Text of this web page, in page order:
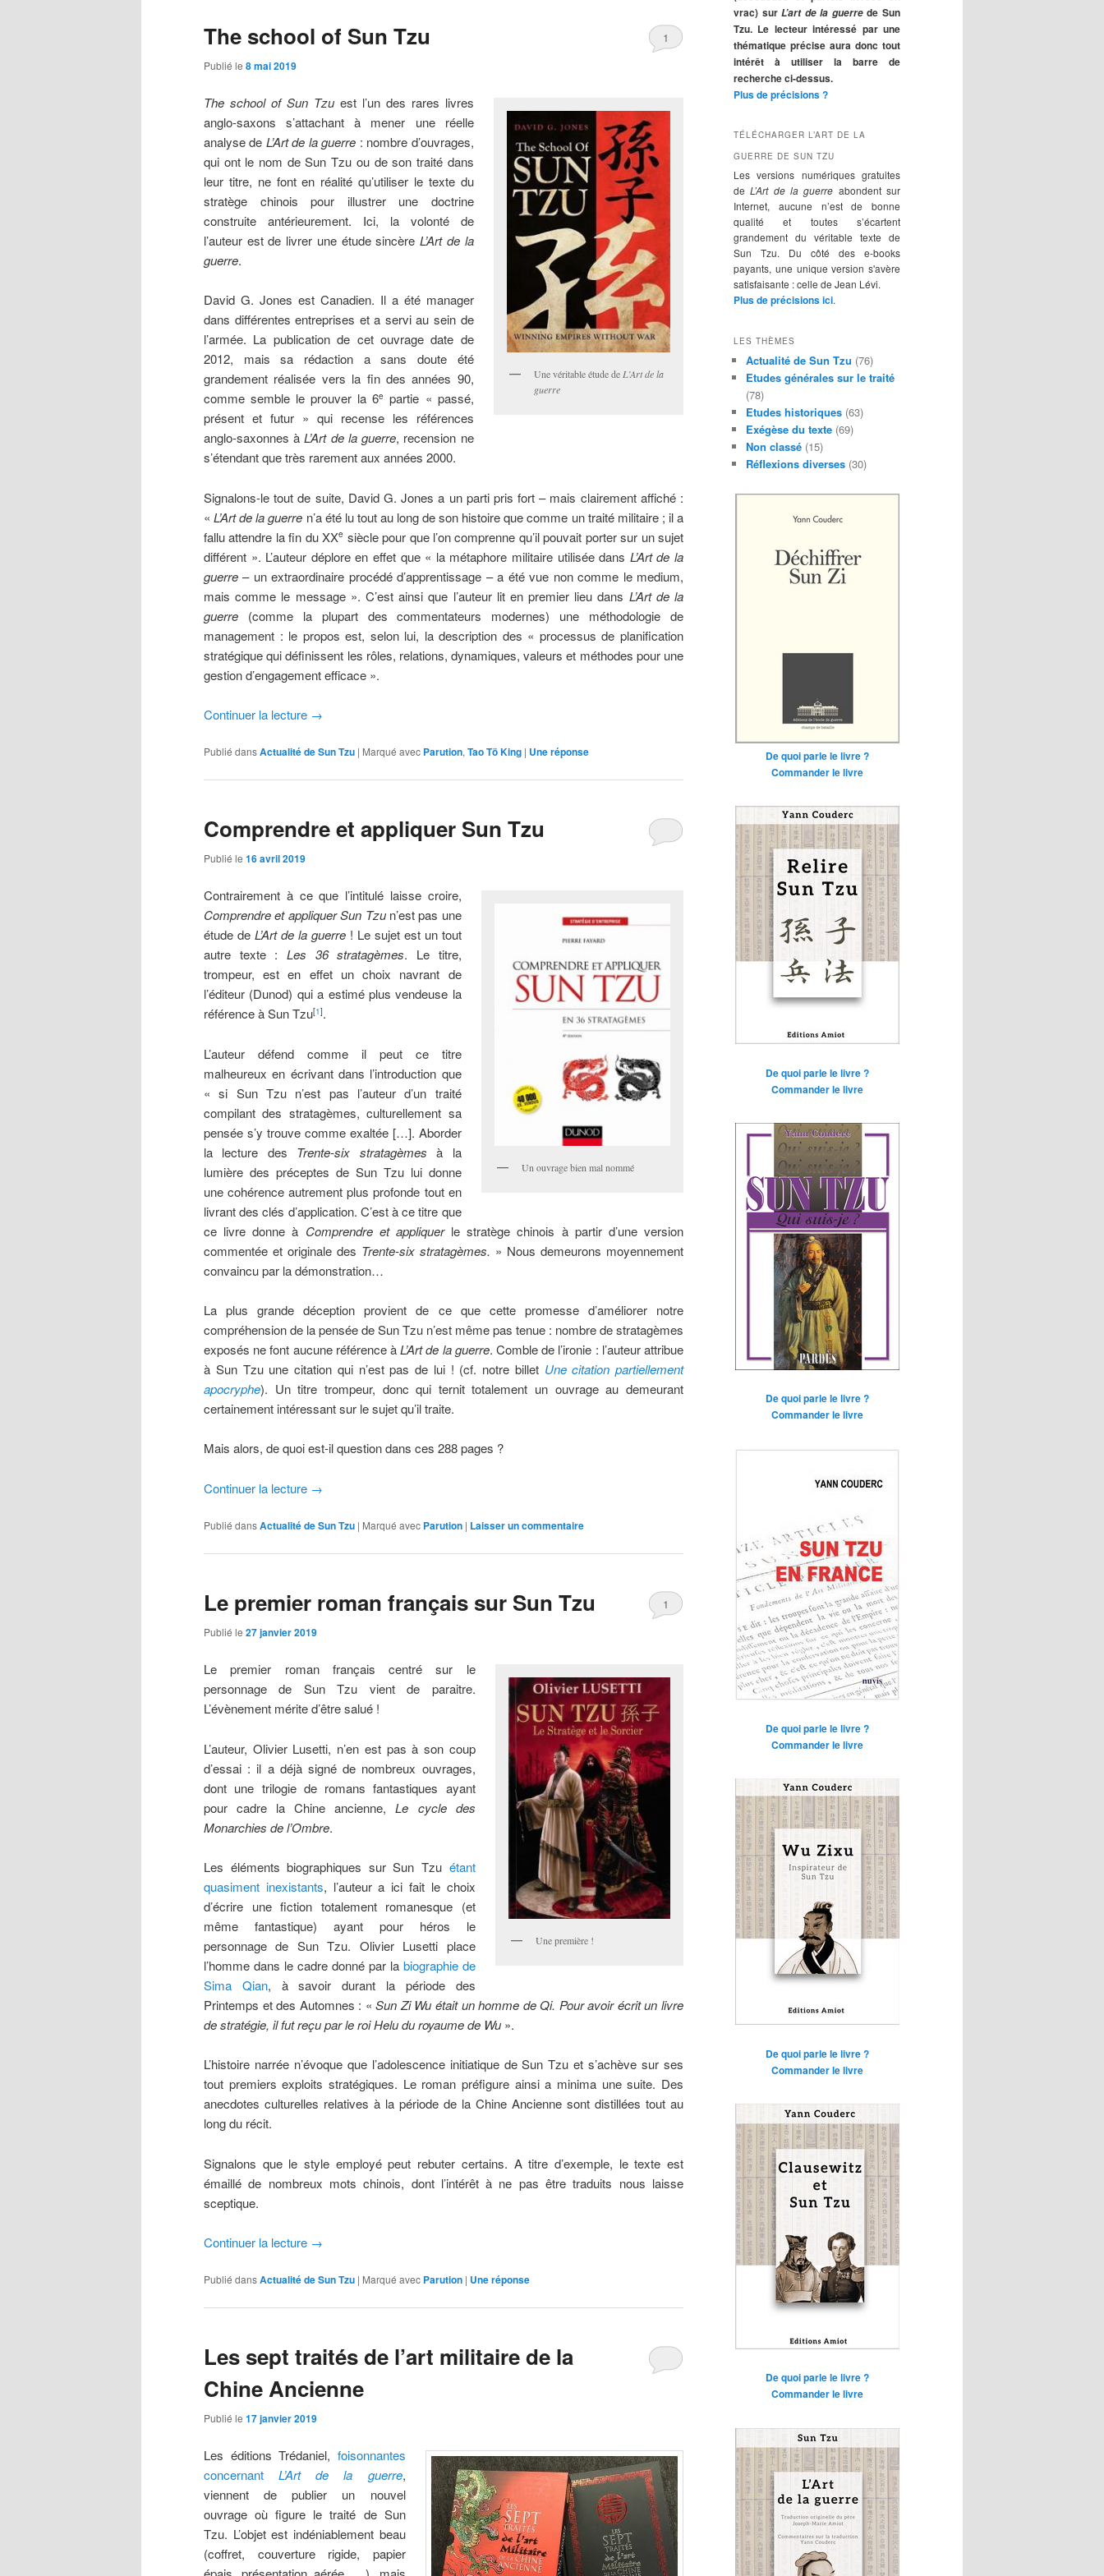
The school of Sun Tzu
Publié le 8 mai 2019
1
Une véritable étude de L’Art de la
guerre
The school of Sun Tzuest l’un des rares livres
anglo-saxons s’attachant à mener une réelle
analyse de L’Art de la guerre : nombre d’ouvrages,
qui ont le nom de Sun Tzu ou de son traité dans
leur titre, ne font en réalité qu’utiliser le texte du
stratège chinois pour illustrer une doctrine
construite antérieurement. Ici, la volonté de
l’auteur est de livrer une étude sincèreL’Art de la
guerre.
David G. Jones est Canadien. Il a été manager
dans différentes entreprises et a servi au sein de
l’armée. La publication de cet ouvrage date de
2012, mais sa rédaction a sans doute été
grandement réalisée vers la fin des années 90,
comme semble le prouver la 6e partie « passé,
présent et futur » qui recense les références
anglo-saxonnes àL’Art de la guerre, recension ne
s’étendant que très rarement aux années 2000.
Signalons-le tout de suite, David G. Jones a un parti pris fort – mais clairement affiché :
«L’Art de la guerre n’a été lu tout au long de son histoire que comme un traité militaire ; il a
fallu attendre la fin du XXe siècle pour que l’on comprenne qu’il pouvait porter sur un sujet
différent ». L’auteur déplore en effet que « la métaphore militaire utilisée dans L’Art de la
guerre – un extraordinaire procédé d’apprentissage – a été vue non comme le medium,
mais comme le message ». C’est ainsi que l’auteur lit en premier lieu dans L’Art de la
guerre (comme la plupart des commentateurs modernes) une méthodologie de
management : le propos est, selon lui, la description des « processus de planification
stratégique qui définissent les rôles, relations, dynamiques, valeurs et méthodes pour une
gestion d’engagement efficace ».
Continuer la lecture →
Publié dansActualité de Sun Tzu | Marqué avec Parution,Tao Tö King | Uneréponse
Comprendre et appliquer Sun Tzu
Publié le 16 avril 2019
Un ouvrage bien mal nommé
Contrairement à ce que l’intitulé laisse croire,
Comprendre et appliquer Sun Tzun’est pas une
étude de L’Art de la guerre! Le sujet est un tout
autre texte : Les 36 stratagèmes. Le titre,
trompeur, est en effet un choix navrant de
l’éditeur (Dunod) qui a estimé plus vendeuse la
référence à Sun Tzu[1].
L’auteur défend comme il peut ce titre
malheureux en écrivant dans l’introduction que
« si Sun Tzu n’est pas l’auteur d’un traité
compilant des stratagèmes, culturellement sa
pensée s’y trouve comme exaltée […]. Aborder
la lecture des Trente-six stratagèmes à la
lumière des préceptes de Sun Tzu lui donne
une cohérence autrement plus profonde tout en
livrant des clés d’application. C’est à ce titre que
ce livre donne à Comprendre et appliquerle stratège chinois à partir d’une version
commentée et originale des Trente-six stratagèmes. » Nous demeurons moyennement
convaincu par la démonstration…
La plus grande déception provient de ce que cette promesse d’améliorer notre
compréhension de la pensée de Sun Tzu n’est même pas tenue : nombre de stratagèmes
exposés ne font aucune référence àL’Art de la guerre. Comble de l’ironie : l’auteur attribue
à Sun Tzu une citation qui n’est pas de lui ! (cf. notre billet Une citation partiellement
apocryphe). Un titre trompeur, donc qui ternit totalement un ouvrage au demeurant
certainement intéressant sur le sujet qu’il traite.
Mais alors, de quoi est-il question dans ces 288 pages ?
Continuer la lecture →
Publié dansActualité de Sun Tzu | Marqué avec Parution | Laisser un commentaire
Le premier roman français sur Sun Tzu
Publié le 27 janvier 2019
1
Une première !
Le premier roman français centré sur le
personnage de Sun Tzu vient de paraitre.
L’évènement mérite d’être salué !
L’auteur, Olivier Lusetti, n’en est pas à son coup
d’essai : il a déjà signé de nombreux ouvrages,
dont une trilogie de romans fantastiques ayant
pour cadre la Chine ancienne,Le cycle des
Monarchies de l’Ombre.
Les éléments biographiques sur Sun Tzu étant
quasiment inexistants, l’auteur a ici fait le choix
d’écrire une fiction totalement romanesque (et
même fantastique) ayant pour héros le
personnage de Sun Tzu. Olivier Lusetti place
l’homme dans le cadre donné par la biographie de
Sima Qian, à savoir durant la période des
Printemps et des Automnes : «Sun Zi Wu était un homme de Qi. Pour avoir écrit un livre
de stratégie, il fut reçu par le roi Helu du royaume de Wu ».
L’histoire narrée n’évoque que l’adolescence initiatique de Sun Tzu et s’achève sur ses
tout premiers exploits stratégiques. Le roman préfigure ainsi a minima une suite. Des
anecdotes culturelles relatives à la période de la Chine Ancienne sont distillées tout au
long du récit.
Signalons que le style employé peut rebuter certains. A titre d’exemple, le texte est
émaillé de nombreux mots chinois, dont l’intérêt à ne pas être traduits nous laisse
sceptique.
Continuer la lecture →
Publié dansActualité de Sun Tzu | Marqué avec Parution | Uneréponse
Les sept traités de l’art militaire de la
Chine Ancienne
Publié le 17 janvier 2019
Les éditions Trédaniel, foisonnantes
concernantL’Art de la guerre,
viennent de publier un nouvel
ouvrage où figure le traité de Sun
Tzu. L’objet est indéniablement beau
(coffret, couverture rigide, papier
r
c
h
e
vrac) surL’art de la guerrede Sun
Tzu. Le lecteur intéressé par une
thématique précise aura donc tout
intérêt à utiliser la barre de
recherche ci-dessus.
Plus de précisions ?
TÉLÉCHARGER L’ART DE LA
GUERRE DE SUN TZU
Les versions numériques gratuites
deL’Art de la guerre abondent sur
Internet, aucune n’est de bonne
qualité et toutes s’écartent
grandement du véritable texte de
Sun Tzu. Du côté des e-books
payants, une unique version s'avère
satisfaisante : celle de Jean Lévi.
Plus de précisions ici.
LES THÈMES
Actualité de Sun Tzu (76)
Etudes générales sur le traité
(78)
Etudes historiques (63)
Exégèse du texte (69)
Non classé (15)
Réflexions diverses (30)
De quoi parle le livre ?
Commander le livre
De quoi parle le livre ?
Commander le livre
De quoi parle le livre ?
Commander le livre
De quoi parle le livre ?
Commander le livre
De quoi parle le livre ?
Commander le livre
De quoi parle le livre ?
Commander le livre